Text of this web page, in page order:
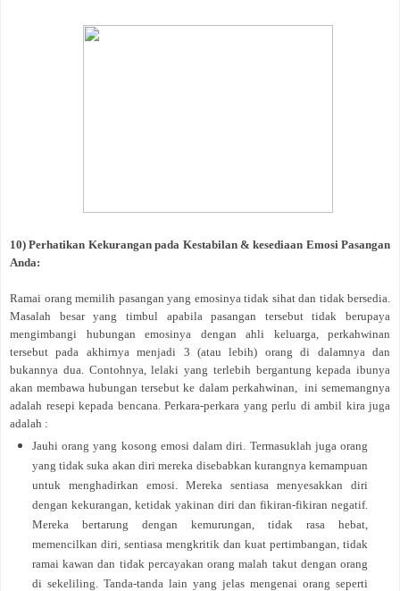
10) Perhatikan Kekurangan pada Kestabilan & kesediaan Emosi Pasangan
Anda:
Ramai orang memilih pasangan yang emosinya tidak sihat dan tidak bersedia.
Masalah besar yang timbul apabila pasangan tersebut tidak berupaya
mengimbangi hubungan emosinya dengan ahli keluarga, perkahwinan
tersebut pada akhirnya menjadi 3 (atau lebih) orang di dalamnya dan
bukannya dua. Contohnya, lelaki yang terlebih bergantung kepada ibunya
akan membawa hubungan tersebut ke dalam perkahwinan, ini sememangnya
adalah resepi kepada bencana. Perkara-perkara yang perlu di ambil kira juga
adalah :
Jauhi orang yang kosong emosi dalam diri. Termasuklah juga orang
yang tidak suka akan diri mereka disebabkan kurangnya kemampuan
untuk menghadirkan emosi. Mereka sentiasa menyesakkan diri
dengan kekurangan, ketidak yakinan diri dan fikiran-fikiran negatif.
Mereka bertarung dengan kemurungan, tidak rasa hebat,
memencilkan diri, sentiasa mengkritik dan kuat pertimbangan, tidak
ramai kawan dan tidak percayakan orang malah takut dengan orang
di sekeliling. Tanda-tanda lain yang jelas mengenai orang seperti